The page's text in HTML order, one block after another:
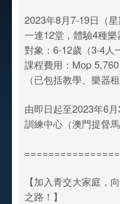
2023年8月7-19日（
一連12堂，體驗4種
對象：6-12歲（3-4人
課程費用：Mop 5,760
（已包括教學、樂器
由即日起至2023年6
訓練中心（澳門提督
【加入青交大家庭，
之路！】